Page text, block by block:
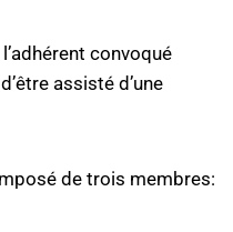
convoqué
assisté d’une
de trois membres: